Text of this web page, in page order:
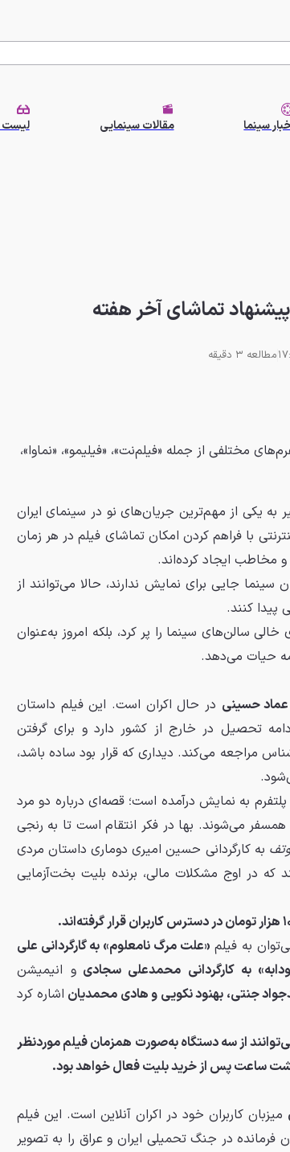
سینما مقالات سینمایی لیست
مطالعه 3 دقیقه
مختلفی از جمله «فیلم‌نت»، «فیلیمو»، «نماوا»،
به یکی از مهم‌ترین جریان‌های نو در سینمای ایران
با فراهم کردن امکان تماشای فیلم در هر زمان
و مخاطب ایجاد کرده‌اند.
جایی برای نمایش ندارند، حالا می‌توانند از
کنند.
خالی سالن‌های سینما را پر کرد، بلکه امروز به‌عنوان
حیات می‌دهد.
عماد حسینی در حال اکران است. این فیلم داستان
تحصیل در خارج از کشور دارد و برای گرفتن
مراجعه می‌کند. دیداری که قرار بود ساده باشد،
به نمایش درآمده است؛ قصه‌ای درباره دو مرد
می‌شوند. بها در فکر انتقام است تا به رنجی
به کارگردانی حسین امیری دوماری داستان مردی
را روایت می‌کند که در اوج مشکلات مالی، برنده بلیت بخت‌آزمایی
به فیلم «علت مرگ نامعلوم» به گارگردانی علی
به کارگردانی محمدعلی سجادی و انیمیشن
جنتی، بهنود نکویی و هادی محمدیان اشاره کرد
از سه دستگاه به‌صورت همزمان فیلم موردنظر
ساعت پس از خرید بلیت فعال خواهد بود.
میزبان کاربران خود در اکران آنلاین است. این فیلم
فرمانده در جنگ تحمیلی ایران و عراق را به تصویر